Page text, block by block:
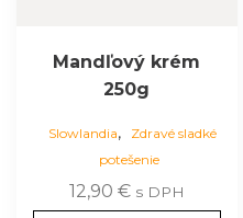
Mandľový krém
250g
Slowlandia,
Zdravé sladké
potešenie
12,90 € s DPH